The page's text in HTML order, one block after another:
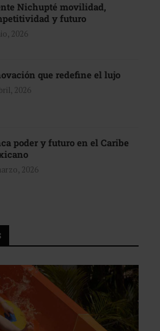
Nichupté movilidad,
y futuro
2026
que redefine el lujo
2026
poder y futuro en el Caribe
2026